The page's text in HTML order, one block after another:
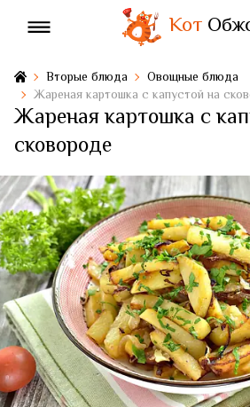
Кот
Вторые блюда
Овощные блюда
Жареная картошка с капустой на
Жареная картошка с
сковороде